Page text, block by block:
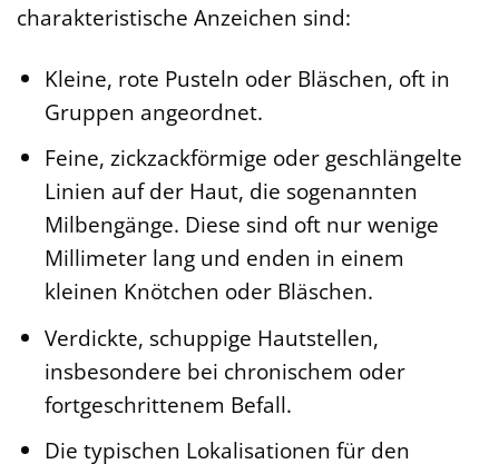
charakteristische Anzeichen sind:
Kleine, rote Pusteln oder Bläschen, oft in
Gruppen angeordnet.
Feine, zickzackförmige oder geschlängelte
Linien auf der Haut, die sogenannten
Milbengänge. Diese sind oft nur wenige
Millimeter lang und enden in einem
kleinen Knötchen oder Bläschen.
Verdickte, schuppige Hautstellen,
insbesondere bei chronischem oder
fortgeschrittenem Befall.
Die typischen Lokalisationen für den